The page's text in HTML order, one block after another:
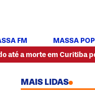
FM MASSA
em Curitiba pede justiça
MAIS LIDAS